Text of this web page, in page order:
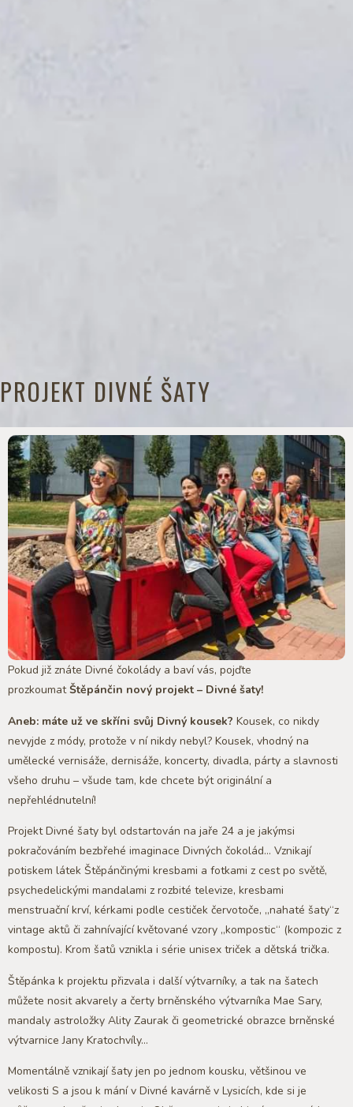
PROJEKT DIVNÉ ŠATY
Pokud již znáte Divné čokolády a baví vás, pojďte
prozkoumatŠtěpánčin nový projekt – Divné šaty!
Aneb: máte už ve skříni svůj Divný kousek? Kousek, co nikdy
nevyjde z módy, protože v ní nikdy nebyl? Kousek, vhodný na
umělecké vernisáže, dernisáže, koncerty, divadla, párty a slavnosti
všeho druhu – všude tam, kde chcete být originální a
nepřehlédnutelní!
Projekt Divné šaty byl odstartován na jaře 24 a je jakýmsi
pokračováním bezbřehé imaginace Divných čokolád… Vznikají
potiskem látek Štěpánčinými kresbami a fotkami z cest po světě,
psychedelickými mandalami z rozbité televize, kresbami
menstruační krví, kérkami podle cestiček červotoče, „nahaté šaty“z
vintage aktů či zahnívající květované vzory „kompostic“ (kompozic z
kompostu). Krom šatů vznikla i série unisex triček a dětská trička.
Štěpánka k projektu přizvala i další výtvarníky, a tak na šatech
můžete nosit akvarely a čerty brněnského výtvarníka Mae Sary,
mandaly astroložky Ality Zaurak či geometrické obrazce brněnské
výtvarnice Jany Kratochvíly…
Momentálně vznikají šaty jen po jednom kousku, většinou ve
velikosti S a jsou k mání v Divné kavárně v Lysicích, kde si je